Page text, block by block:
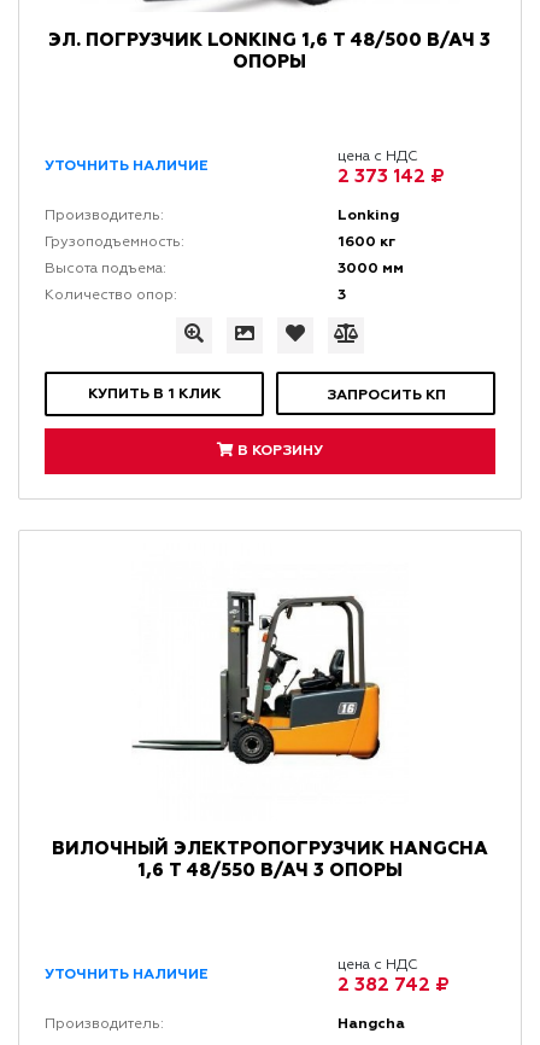
ЭЛ. ПОГРУЗЧИК LONKING 1,6 Т 48/500 В/АЧ 3
ОПОРЫ
УТОЧНИТЬ НАЛИЧИЕ
цена с НДС
2 373 142 ₽
Производитель: Lonking
Грузоподъемность: 1600 кг
Высота подъема: 3000 мм
Количество опор: 3
КУПИТЬ В 1 КЛИК ЗАПРОСИТЬ КП
В КОРЗИНУ
ВИЛОЧНЫЙ ЭЛЕКТРОПОГРУЗЧИК HANGCHA
1,6 Т 48/550 В/АЧ 3 ОПОРЫ
УТОЧНИТЬ НАЛИЧИЕ
цена с НДС
2 382 742 ₽
Производитель: Hangcha